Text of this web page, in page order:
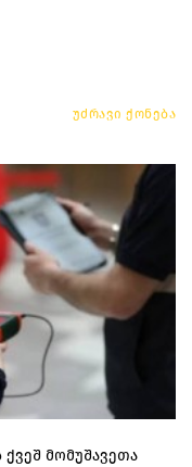
უძრავი ქონება
ქვეშ მომუშავეთა